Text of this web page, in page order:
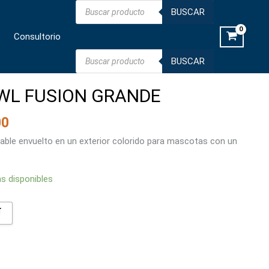
Consultorio
Búsqueda
productos
BUSCAR
Búsqueda
productos
BUSCAR
FUSION GRANDE
envuelto en un exterior colorido para mascotas con un
disponibles
FUSION
GRANDE